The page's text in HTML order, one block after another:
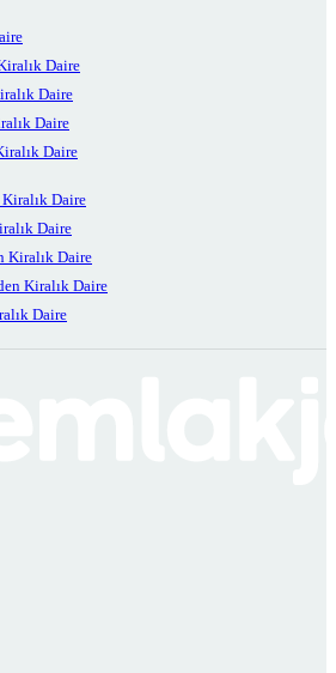
Daire
Daire
Daire
Daire
Daire
Daire
Kiralık Daire
Kiralık Daire
Daire